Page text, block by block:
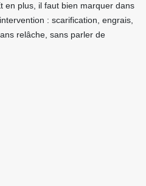
en plus, il faut bien marquer dans
: scarification, engrais,
relâche, sans parler de